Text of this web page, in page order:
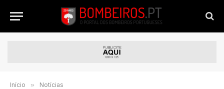
Início » Notícias